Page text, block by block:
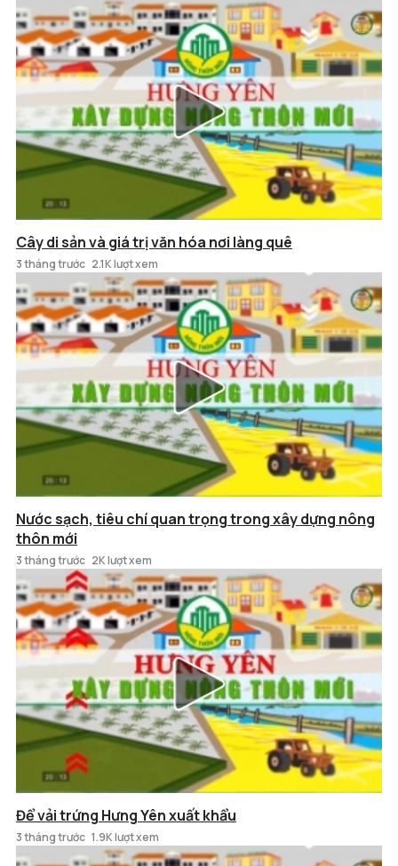
Cây di sản và giá trị văn hóa nơi làng quê
3 tháng trước 2.1K lượt xem
Nước sạch, tiêu chí quan trọng trong xây dựng nông
thôn mới
3 tháng trước 2K lượt xem
Để vải trứng Hưng Yên xuất khẩu
3 tháng trước 1.9K lượt xem